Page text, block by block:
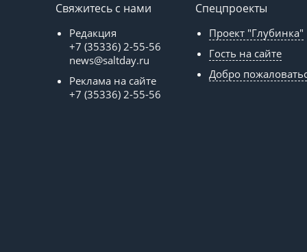
Свяжитесь с нами
Редакция
+7 (35336) 2-55-56
news@saltday.ru
Реклама на сайте
+7 (35336) 2-55-56
Спецпроекты
Проект "Глубинка"
Гость на сайте
Добро